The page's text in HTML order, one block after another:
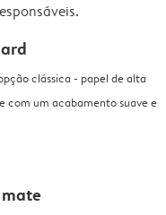
clássica - papel de alta
com um acabamento suave e